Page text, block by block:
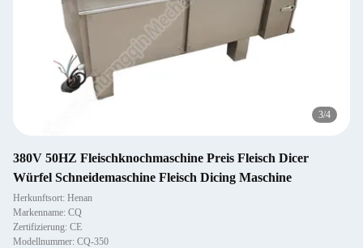
3/4
380V 50HZ Fleischknochmaschine Preis Fleisch Dicer
Würfel Schneidemaschine Fleisch Dicing Maschine
Herkunftsort: Henan
Markenname: CQ
Zertifizierung: CE
Modellnummer: CQ-350